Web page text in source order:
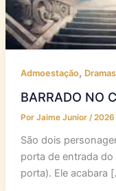
Admoestação, Dramas
BARRADO NO
Por Jaime Junior /2026
São dois
porta de entrada do
porta). Ele acabara